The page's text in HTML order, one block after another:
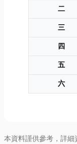
二
三
四
五
六
本資料謹供參考，詳細